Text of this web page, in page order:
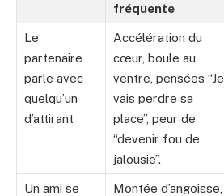
fréquente
Le
partenaire
parle avec
quelqu’un
d’attirant
Accélération du
cœur, boule au
ventre, pensées “Je
vais perdre sa
place”, peur de
“devenir fou de
jalousie”.
Un ami se
Montée d’angoisse,